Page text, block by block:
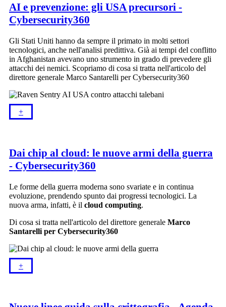
AI e prevenzione: gli USA precursori -
Cybersecurity360
Gli Stati Uniti hanno da sempre il primato in molti settori
tecnologici, anche nell'analisi predittiva. Già ai tempi del conflitto
in Afghanistan avevano uno strumento in grado di prevedere gli
attacchi dei nemici. Scopriamo di cosa si tratta nell'articolo del
direttore generale Marco Santarelli per Cybersecurity360
+​
Dai chip al cloud: le nuove armi della guerra
- Cybersecurity360
Le forme della guerra moderna sono svariate e in continua
evoluzione, prendendo spunto dai progressi tecnologici. La
nuova arma, infatti, è il cloud computing.
Di cosa si tratta nell'articolo del direttore generale Marco
Santarelli per Cybersecurity360
+​